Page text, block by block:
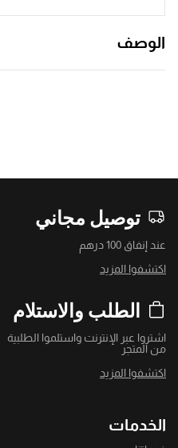
الوصف
توصيل مجاني
عند إنفاق 100 درهم
اكتشفوا المزيد
الطلب والاستلام
اشتروا عبر الإنترنت واستلموا الطلبية
من المتجر
اكتشفوا المزيد
الخدمات